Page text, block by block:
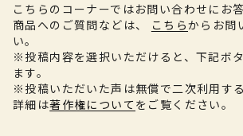
こちらのコーナーではお問い合わせにお
商品へのご質問などは、
こちらからお問
い。
※投稿内容を選択いただけると、下記ボ
ます。
※投稿いただいた声は無償で二次利用す
詳細は著作権について をご覧ください。